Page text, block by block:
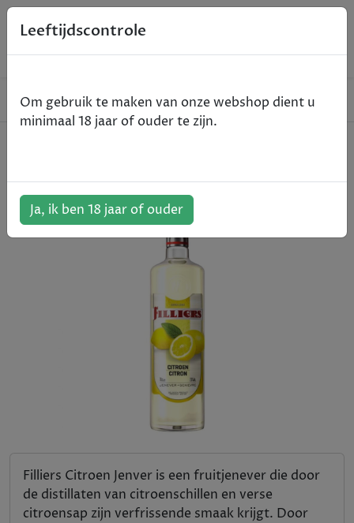
Home Spirits Filliers Citroen - Jenever - 70cl
Filliers Citroen Jenver is een fruitjenever die door
de distillaten van citroenschillen en verse
citroensap zijn verfrissende smaak krijgt. Door
Leeftijdscontrole
Om gebruik te maken van onze webshop dient u
minimaal 18 jaar of ouder te zijn.
Ja, ik ben 18 jaar of ouder